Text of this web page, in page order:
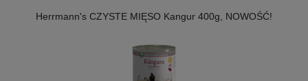
Herrmann's CZYSTE MIĘSO Kangur 400g, NOWOŚĆ!